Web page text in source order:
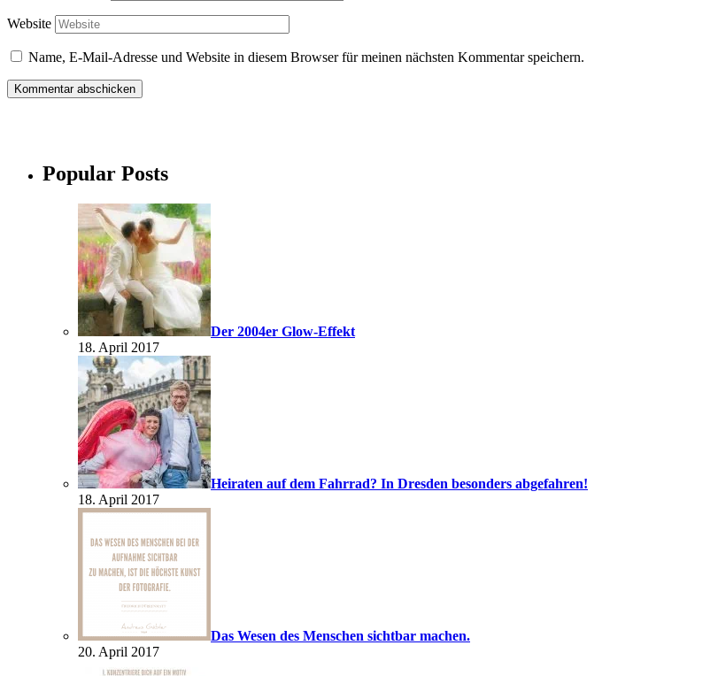
Website
Name, E-Mail-Adresse und Website in diesem Browser für meinen nächsten Kommentar speichern.
Popular Posts
Der 2004er Glow-Effekt
18. April 2017
Heiraten auf dem Fahrrad? In Dresden besonders abgefahren!
18. April 2017
Das Wesen des Menschen sichtbar machen.
20. April 2017